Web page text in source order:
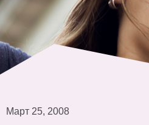
Март 25, 2008